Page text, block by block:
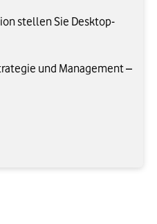
stellen Sie Desktop-
und Management –